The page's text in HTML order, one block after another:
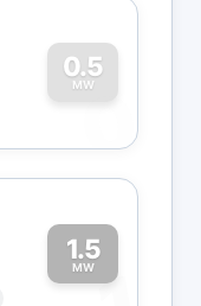
0.5
MW
0
1.5
MW